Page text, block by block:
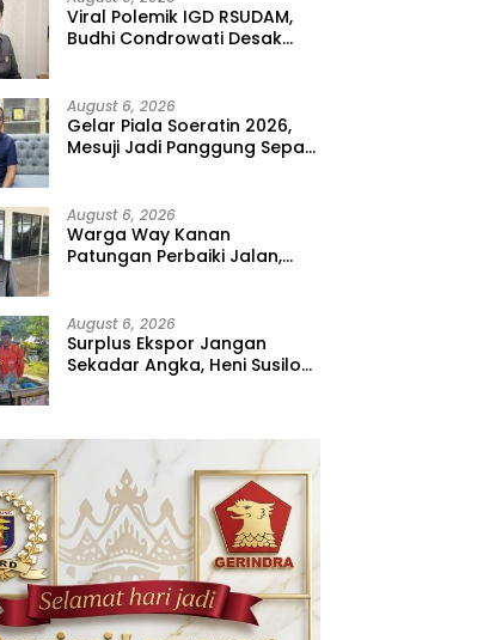
Viral Polemik IGD RSUDAM,
Budhi Condrowati Desak
August 6, 2026
Gelar Piala Soeratin 2026,
Mesuji Jadi Panggung Sepak
August 6, 2026
Warga Way Kanan
Patungan Perbaiki Jalan,
August 6, 2026
Surplus Ekspor Jangan
Sekadar Angka, Heni Susilo